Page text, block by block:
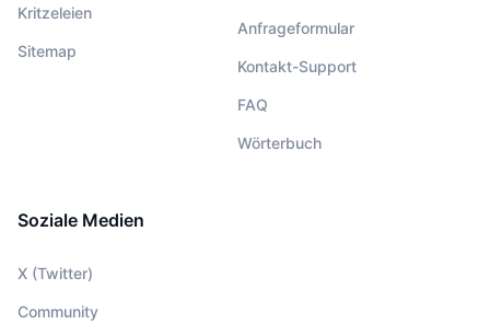
Kritzeleien
Sitemap
Anfrageformular
Kontakt-Support
FAQ
Wörterbuch
Soziale Medien
X (Twitter)
Community